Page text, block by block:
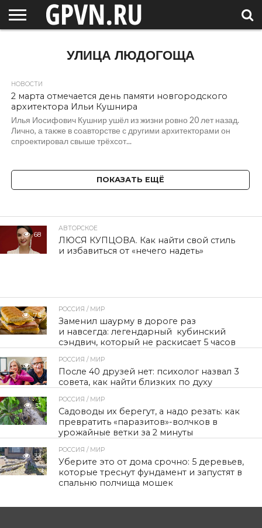
СПЕЦПРОЕКТЫ
ФОТОРЕПОРТАЖИ
ИНТЕРВЬЮ
ПОДБОРКИУЛИЦА ЛЮДОГОЩА
НОВОСТИ
2 марта отмечается день памяти новгородского
архитектора Ильи Кушнира
Илья Иосифович Кушнир ушёл из жизни ровно 20 лет назад.
Лично, а также в соавторстве с другими архитекторами он
спроектировал свыше трёхсот...
ПОКАЗАТЬ ЕЩЁ
68
АВТОРСКОЕ
ЛЮСЯ КУПЦОВА. Как найти свой стиль
и избавиться от «нечего надеть»
75
РОССИЯ / МИР
Заменил шаурму в дороге раз
и навсегда: легендарный кубинский
сэндвич, который не раскисает 5 часов
41
РОССИЯ / МИР
После 40 друзей нет: психолог назвал 3
совета, как найти близких по духу
51
РОССИЯ / МИР
Садоводы их берегут, а надо резать: как
превратить «паразитов»-волчков в
урожайные ветки за 2 минуты
33
РОССИЯ / МИР
Уберите это от дома срочно: 5 деревьев,
которые треснут фундамент и запустят в
спальню полчища мошек